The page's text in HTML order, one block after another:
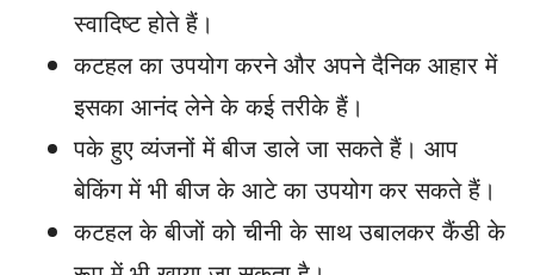
स्वादिष्ट होते हैं।
कटहल का उपयोग करने और अपने दैनिक आहार में
इसका आनंद लेने के कई तरीके हैं।
पके हुए व्यंजनों में बीज डाले जा सकते हैं। आप
बेकिंग में भी बीज के आटे का उपयोग कर सकते हैं।
कटहल के बीजों को चीनी के साथ उबालकर कैंडी के